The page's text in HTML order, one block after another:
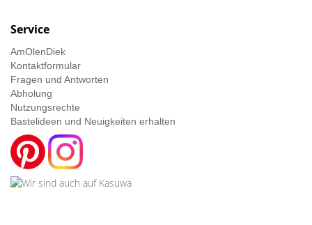
Service
AmOlenDiek
Kontaktformular
Fragen und Antworten
Abholung
Nutzungsrechte
Bastelideen und Neuigkeiten erhalten